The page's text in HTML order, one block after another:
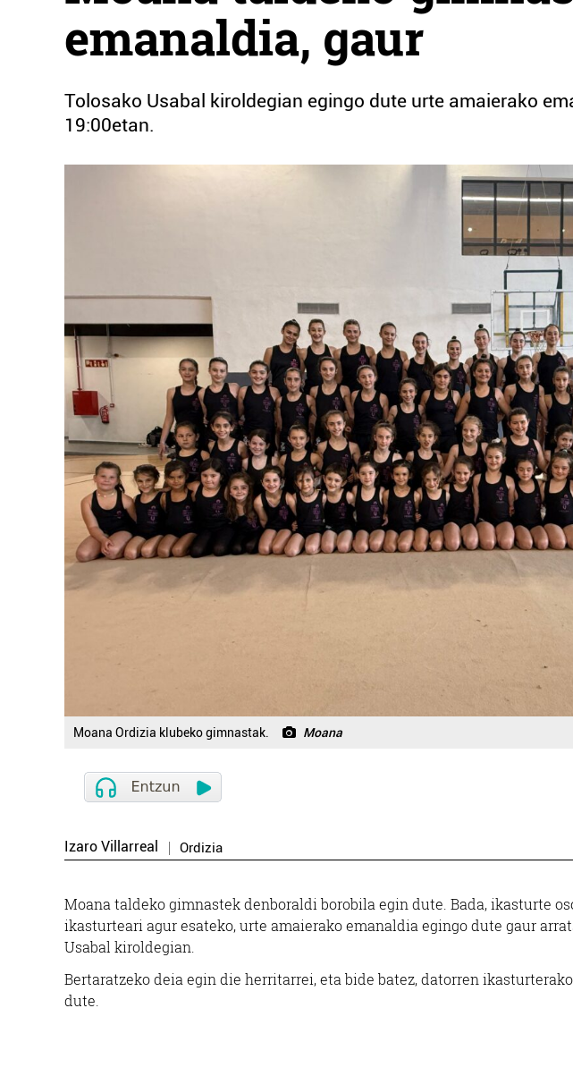
emanaldia, gaur
Tolosako Usabal kiroldegian egingo dute urte amaierako
19:00etan.
Moana Ordizia klubeko gimnastak. Moana
Izaro Villarreal Ordizia
Moana taldeko gimnastek denboraldi borobila egin dute. Bada, ikasturte
ikasturteari agur esateko, urte amaierako emanaldia egingo dute gaur
Usabal kiroldegian.
Bertaratzeko deia egin die herritarrei, eta bide batez, datorren
dute.